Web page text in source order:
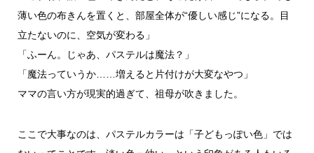
薄い色の布きんを置くと、部屋全体が“優しい感じ”になる。目
立たないのに、空気が変わる」
「ふーん。じゃあ、パステルは魔法？」
「魔法っていうか……増えると片付けが大変なやつ」
ママの言い方が現実的過ぎて、祖母が吹きました。
ここで大事なのは、パステルカラーは「子どもっぽい色」では